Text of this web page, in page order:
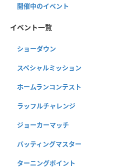
開催中のイベント
イベント一覧
ショーダウン
スペシャルミッション
ホームランコンテスト
ラッフルチャレンジ
ジョーカーマッチ
バッティングマスター
ターニングポイント